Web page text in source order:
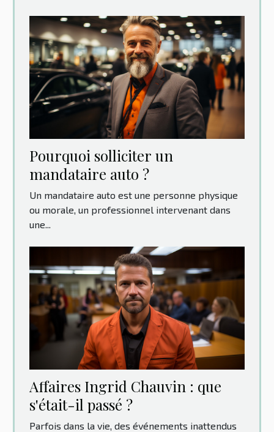
Pourquoi solliciter un
mandataire auto ?
Un mandataire auto est une personne physique
ou morale, un professionnel intervenant dans
une...
Affaires Ingrid Chauvin : que
s'était-il passé ?
Parfois dans la vie, des événements inattendus